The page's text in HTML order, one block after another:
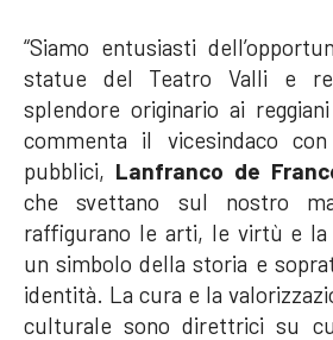
“Siamo entusiasti
statue del Teatro Valli e
splendore originario ai
commenta il vicesindaco
pubblici, Lanfranco de
che svettano sul nostro
raffigurano le arti, le virtù e la
un simbolo della storia e
identità. La cura e la
culturale sono direttrici su